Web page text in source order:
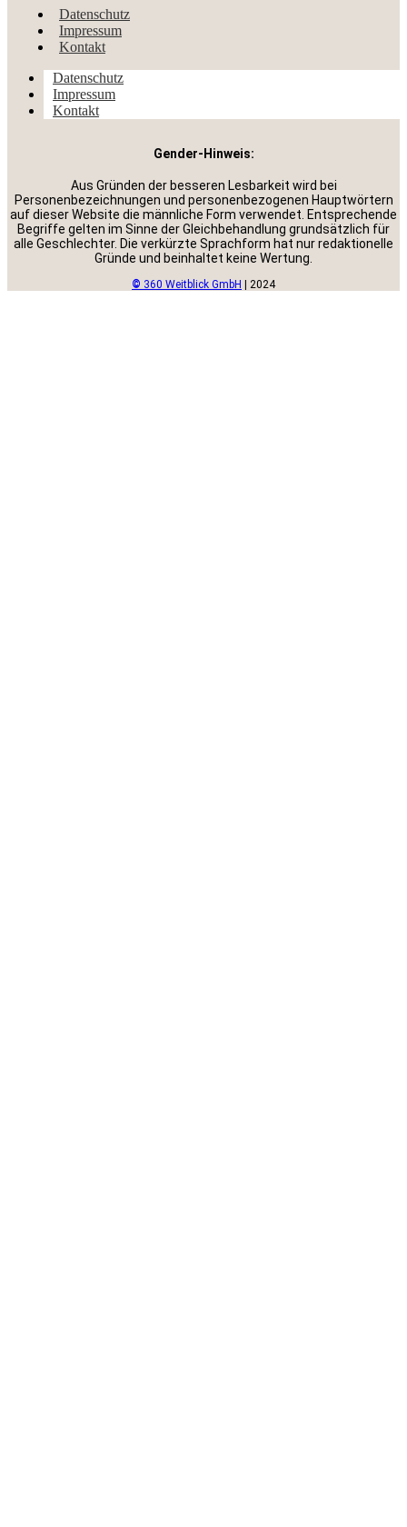
Datenschutz
Impressum
Kontakt
Datenschutz
Impressum
Kontakt
Gender-Hinweis:
Aus Gründen der besseren Lesbarkeit wird bei
Personenbezeichnungen und personenbezogenen Hauptwörtern
auf dieser Website die männliche Form verwendet. Entsprechende
Begriffe gelten im Sinne der Gleichbehandlung grundsätzlich für
alle Geschlechter. Die verkürzte Sprachform hat nur redaktionelle
Gründe und beinhaltet keine Wertung.
© 360 Weitblick GmbH | 2024